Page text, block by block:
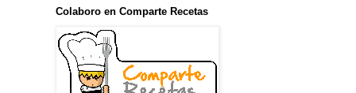
Colaboro en Comparte Recetas